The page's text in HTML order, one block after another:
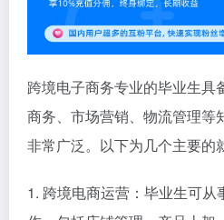
跨境电子商务专业的毕业生具
商务、市场营销、物流管理等
非常广泛。以下为几个主要的
1. 跨境电商运营：毕业生可